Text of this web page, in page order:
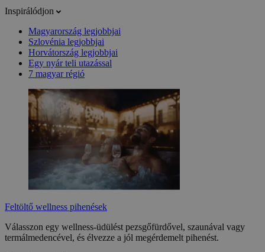
Inspirálódjon
Magyarország legjobbjai
Szlovénia legjobbjai
Horvátország legjobbjai
Egy nyár teli utazással
7 magyar régió
Feltöltő wellness pihenések
Válasszon egy wellness-üdülést pezsgőfürdővel, szaunával vagy
termálmedencével, és élvezze a jól megérdemelt pihenést.